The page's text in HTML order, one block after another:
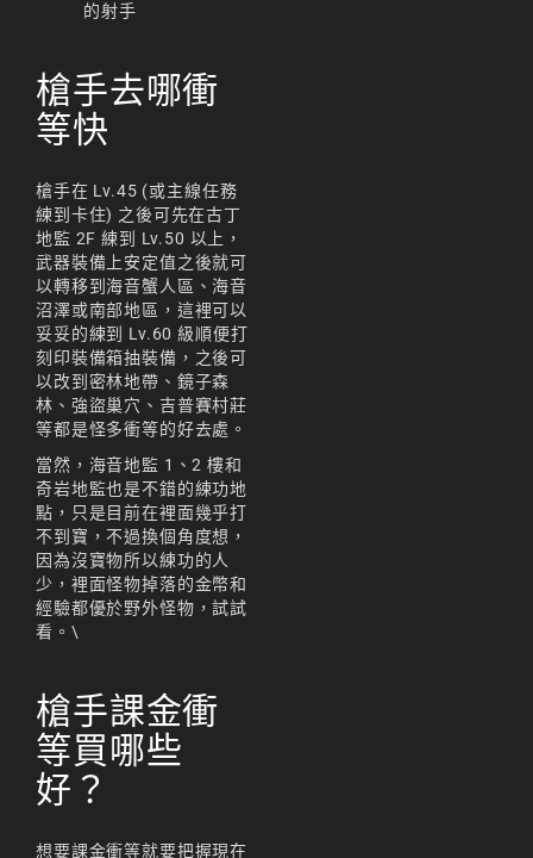
的射手
槍手去哪衝
等快
槍手在 Lv.45 (或主線任務
練到卡住) 之後可先在古丁
地監 2F 練到 Lv.50 以上，
武器裝備上安定值之後就可
以轉移到海音蟹人區、海音
沼澤或南部地區，這裡可以
妥妥的練到 Lv.60 級順便打
刻印裝備箱抽裝備，之後可
以改到密林地帶、鏡子森
林、強盜巢穴、吉普賽村莊
等都是怪多衝等的好去處。
當然，海音地監 1、2 樓和
奇岩地監也是不錯的練功地
點，只是目前在裡面幾乎打
不到寶，不過換個角度想，
因為沒寶物所以練功的人
少，裡面怪物掉落的金幣和
經驗都優於野外怪物，試試
看。\
槍手課金衝
等買哪些
好？
想要課金衝等就要把握現在